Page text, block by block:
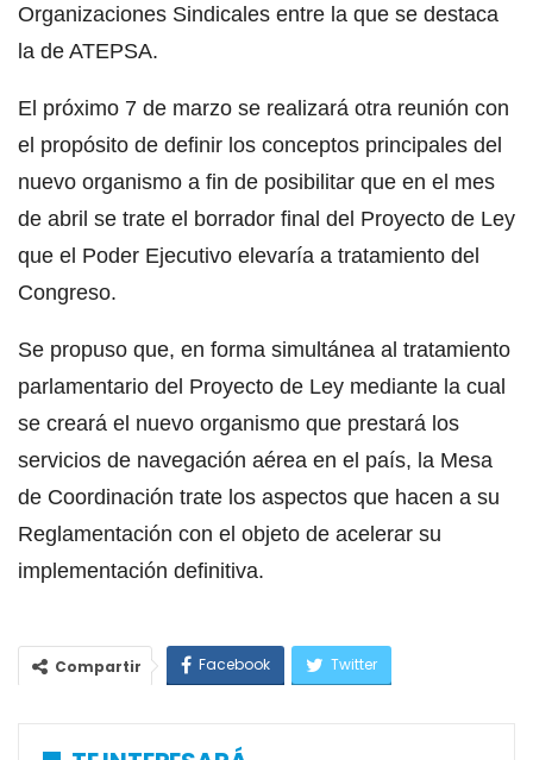
Organizaciones Sindicales entre la que se destaca
la de ATEPSA.
El próximo 7 de marzo se realizará otra reunión con
el propósito de definir los conceptos principales del
nuevo organismo a fin de posibilitar que en el mes
de abril se trate el borrador final del Proyecto de Ley
que el Poder Ejecutivo elevaría a tratamiento del
Congreso.
Se propuso que, en forma simultánea al tratamiento
parlamentario del Proyecto de Ley mediante la cual
se creará el nuevo organismo que prestará los
servicios de navegación aérea en el país, la Mesa
de Coordinación trate los aspectos que hacen a su
Reglamentación con el objeto de acelerar su
implementación definitiva.
Compartir Facebook Twitter